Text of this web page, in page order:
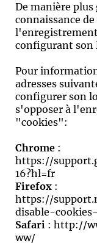
De manière
connaissance
configurant son
Pour
adresses
configurer son
s'opposer à
"cookies":
Chrome :
https://
16?hl=fr
Firefox :
https://
disable-
Safari : http://
ww/